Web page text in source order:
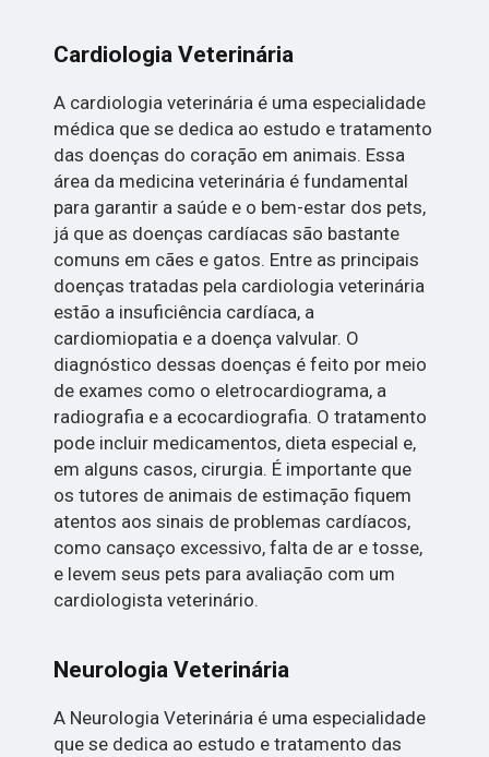
Cardiologia Veterinária
A cardiologia veterinária é uma especialidade
médica que se dedica ao estudo e tratamento
das doenças do coração em animais. Essa
área da medicina veterinária é fundamental
para garantir a saúde e o bem-estar dos pets,
já que as doenças cardíacas são bastante
comuns em cães e gatos. Entre as principais
doenças tratadas pela cardiologia veterinária
estão a insuficiência cardíaca, a
cardiomiopatia e a doença valvular. O
diagnóstico dessas doenças é feito por meio
de exames como o eletrocardiograma, a
radiografia e a ecocardiografia. O tratamento
pode incluir medicamentos, dieta especial e,
em alguns casos, cirurgia. É importante que
os tutores de animais de estimação fiquem
atentos aos sinais de problemas cardíacos,
como cansaço excessivo, falta de ar e tosse,
e levem seus pets para avaliação com um
cardiologista veterinário.
Neurologia Veterinária
A Neurologia Veterinária é uma especialidade
que se dedica ao estudo e tratamento das